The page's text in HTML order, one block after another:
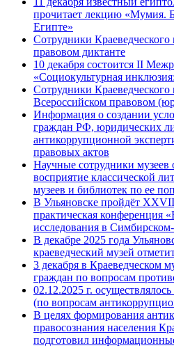
прочитает лекцию «Мумия.
Египте»
Сотрудники Краеведческого
правовом диктанте
10 декабря состоится II
«Cоциокультурная
Сотрудники Краеведческого
Всероссийском правовом
Информация о создании
граждан РФ, юридических
антикоррупционной
правовых актов
Научные сотрудники музеев
восприятие классической
музеев и библиотек по ее
В Ульяновске пройдёт
практическая конференция
исследования в
В декабре 2025 года
краеведческий музей
3 декабря в Краеведческом
граждан по вопросам
02.12.2025 г.
(по вопросам
В целях формирования
правосознания населения
подготовил